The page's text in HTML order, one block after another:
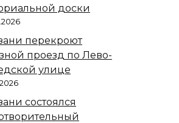
доски
перекроют
проезд по Лево-
улице
состоялся